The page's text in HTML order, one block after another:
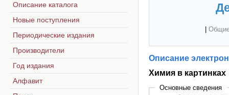
Описание
Химия в картинках
Основные сведения
Описание каталога
Новые поступления
Периодические издания
Производители
Год издания
Алфавит